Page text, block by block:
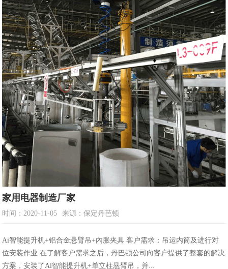
家用电器制造厂家
时间：2020-11-05 来源：保定丹芭顿
Ai智能提升机+铝合金悬臂吊+內胀夹具 客户需求：吊运内筒及进行对
位安装作业 在了解客户需求之后，丹巴顿公司向客户提供了整套的解决
方案，安装了Ai智能提升机+单立柱悬臂吊，并...